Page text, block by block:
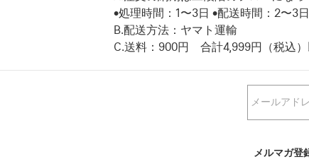
•処理時間：1〜3日 •配送時間：2〜3日
B.配送方法：ヤマト運輸
C.送料：900円 合計4,999円（税込
メルマガ登